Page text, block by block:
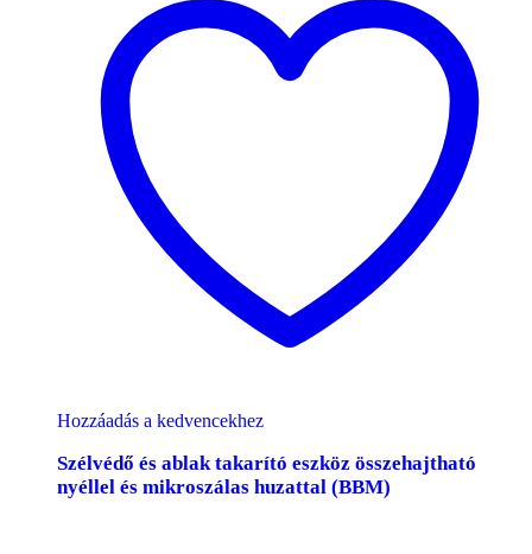
Hozzáadás a kedvencekhez
Szélvédő és ablak takarító eszköz összehajtható
nyéllel és mikroszálas huzattal (BBM)